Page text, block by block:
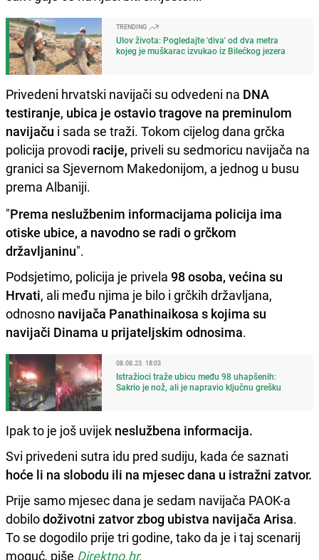
TRENDING
Ulov života: Pogledajte 'diva' od dva metra
kojeg je muškarac izvukao iz Bilećkog jezera
Privedeni hrvatski navijači su odvedeni na DNA
testiranje, ubica je ostavio tragove na preminulom
navijaču i sada se traži. Tokom cijelog dana grčka
policija provodi racije, priveli su sedmoricu navijača na
granici sa Sjevernom Makedonijom, a jednog u busu
prema Albaniji.
"Prema neslužbenim informacijama policija ima
otiske ubice, a navodno se radi o grčkom
državljaninu".
Podsjetimo, policija je privela 98 osoba, većina su
Hrvati, ali među njima je bilo i grčkih državljana,
odnosno navijača Panathinaikosa s kojima su
navijači Dinama u prijateljskim odnosima.
08.08.23. 18:03
Istražioci traže ubicu među 98 uhapšenih:
Sakrio je nož, ali je napravio ključnu grešku
Ipak to je još uvijek neslužbena informacija.
Svi privedeni sutra idu pred sudiju, kada će saznati
hoće li na slobodu ili na mjesec dana u istražni zatvor.
Prije samo mjesec dana je sedam navijača PAOK-a
dobilodoživotni zatvor zbog ubistva navijača Arisa.
To se dogodilo prije tri godine, tako da je i taj scenarij
moguć, piše Direktno.hr.